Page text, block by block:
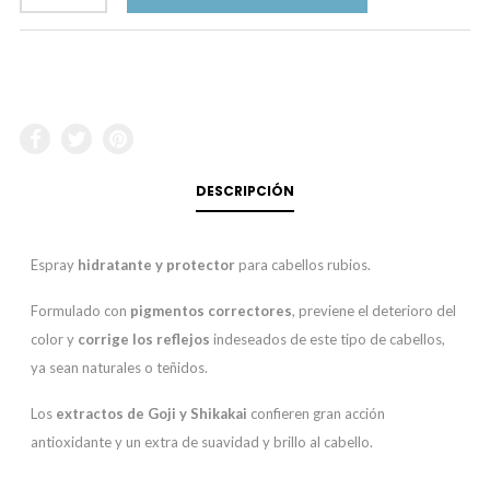
DESCRIPCIÓN
Espray hidratante y protector para cabellos rubios.
Formulado con pigmentos correctores, previene el deterioro del
color y corrige los reflejos indeseados de este tipo de cabellos,
ya sean naturales o teñidos.
Los extractos de Goji y Shikakai confieren gran acción
antioxidante y un extra de suavidad y brillo al cabello.